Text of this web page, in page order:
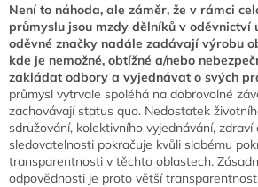
Není to náhoda, ale záměr, že v rámci
průmyslu jsou mzdy dělníků v oděvnictví
oděvné značky nadále zadávají výrobu
kde je nemožné, obtížné a/nebo
zakládat odbory a vyjednávat o svých
průmysl vytrvale spoléhá na dobrovolné
zachovávají status quo. Nedostatek
sdružování, kolektivního vyjednávání,
sledovatelnosti pokračuje kvůli slabému
transparentnosti v těchto oblastech.
odpovědnosti je proto větší transparentnost.